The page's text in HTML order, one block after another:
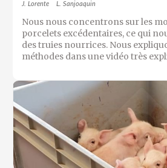
J. Lorente L. Sanjoaquin
Nous nous concentrons sur les
porcelets excédentaires, ce qui
des truies nourrices. Nous
méthodes dans une vidéo très